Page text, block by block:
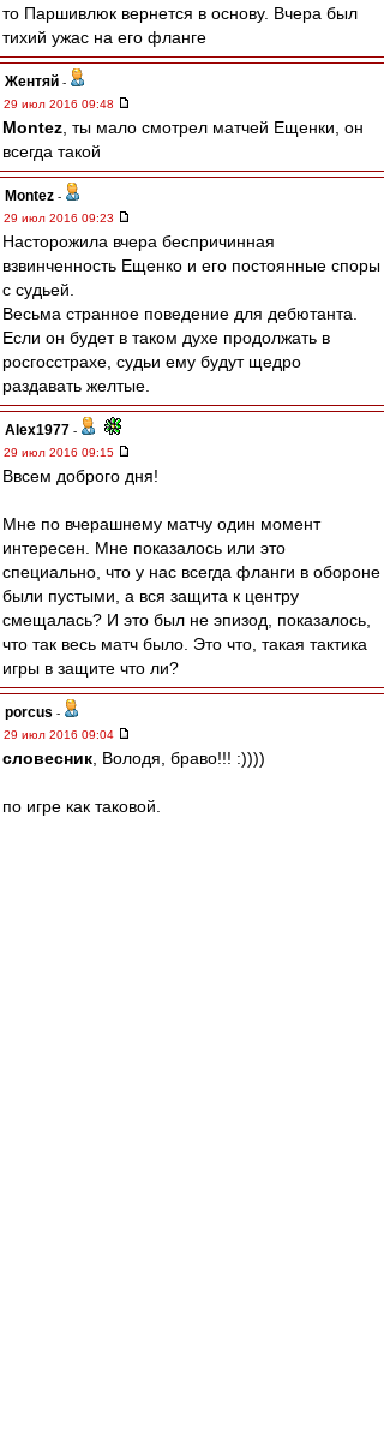
то Паршивлюк вернется в основу. Вчера был
тихий ужас на его фланге
Жентяй -
29 июл 2016 09:48
Montez , ты мало смотрел матчей Ещенки, он
всегда такой
Montez -
29 июл 2016 09:23
Насторожила вчера беспричинная
взвинченность Ещенко и его постоянные споры
с судьей.
Весьма странное поведение для дебютанта.
Если он будет в таком духе продолжать в
росгосстрахе, судьи ему будут щедро
раздавать желтые.
Alex1977 -
29 июл 2016 09:15
Ввсем доброго дня!
Мне по вчерашнему матчу один момент
интересен. Мне показалось или это
специально, что у нас всегда фланги в обороне
были пустыми, а вся защита к центру
смещалась? И это был не эпизод, показалось,
что так весь матч было. Это что, такая тактика
игры в защите что ли?
porcus -
29 июл 2016 09:04
словесник , Володя, браво!!! :))))
по игре как таковой.